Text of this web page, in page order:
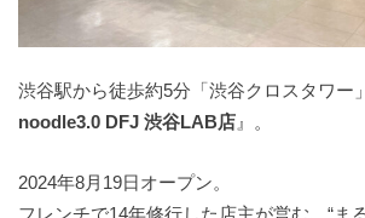
渋谷駅から徒歩約5分「渋谷クロスタワー
noodle3.0 DFJ 渋谷LAB店 』。
2024年8月19日オープン。
フレンチで14年修行した店主が営む、“ま